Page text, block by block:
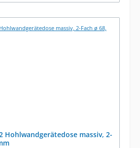
Hohlwandgerätedose massiv, 2-